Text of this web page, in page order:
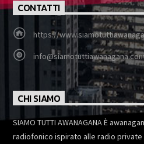
CONTATTI
https://
CHI SIAMO
SIAMO TUTTI AWANAGANA È
radiofonico ispirato alle radio private